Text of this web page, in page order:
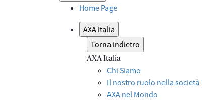
Home Page
AXA Italia
Torna indietro
AXA Italia
Chi Siamo
Il nostro ruolo nella società
AXA nel Mondo